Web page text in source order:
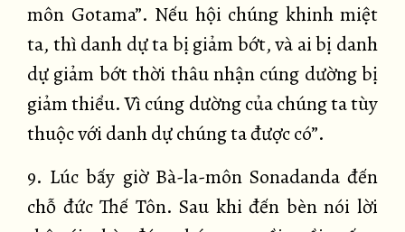
môn Gotama”. Nếu hội chúng khinh miệt
ta, thì danh dự ta bị giảm bớt, và ai bị danh
dự giảm bớt thời thâu nhận cúng dường bị
giảm thiểu. Vì cúng dường của chúng ta tùy
thuộc với danh dự chúng ta được có”.
9. Lúc bấy giờ Bà-la-môn Sonadanda đến
chỗ đức Thế Tôn. Sau khi đến bèn nói lời